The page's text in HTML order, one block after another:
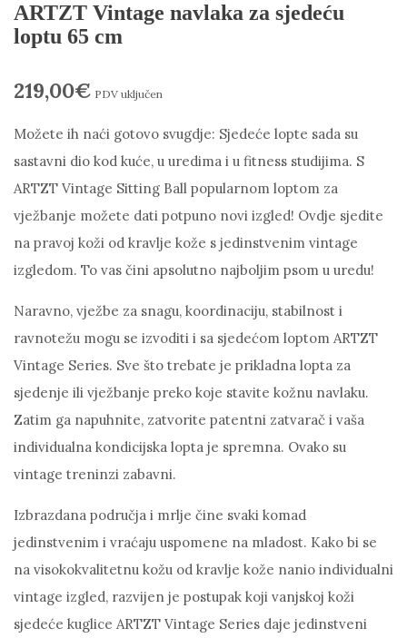
ARTZT Vintage navlaka za sjedeću
loptu 65 cm
219,00€ PDV uključen
Možete ih naći gotovo svugdje: Sjedeće lopte sada su
sastavni dio kod kuće, u uredima i u fitness studijima. S
ARTZT Vintage Sitting Ball popularnom loptom za
vježbanje možete dati potpuno novi izgled! Ovdje sjedite
na pravoj koži od kravlje kože s jedinstvenim vintage
izgledom. To vas čini apsolutno najboljim psom u uredu!
Naravno, vježbe za snagu, koordinaciju, stabilnost i
ravnotežu mogu se izvoditi i sa sjedećom loptom ARTZT
Vintage Series. Sve što trebate je prikladna lopta za
sjedenje ili vježbanje preko koje stavite kožnu navlaku.
Zatim ga napuhnite, zatvorite patentni zatvarač i vaša
individualna kondicijska lopta je spremna. Ovako su
vintage treninzi zabavni.
Izbrazdana područja i mrlje čine svaki komad
jedinstvenim i vraćaju uspomene na mladost. Kako bi se
na visokokvalitetnu kožu od kravlje kože nanio individualni
vintage izgled, razvijen je postupak koji vanjskoj koži
sjedeće kuglice ARTZT Vintage Series daje jedinstveni